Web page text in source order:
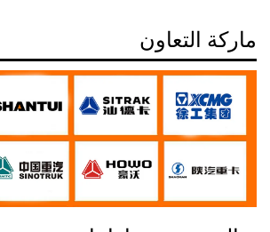
ماركة التعاون